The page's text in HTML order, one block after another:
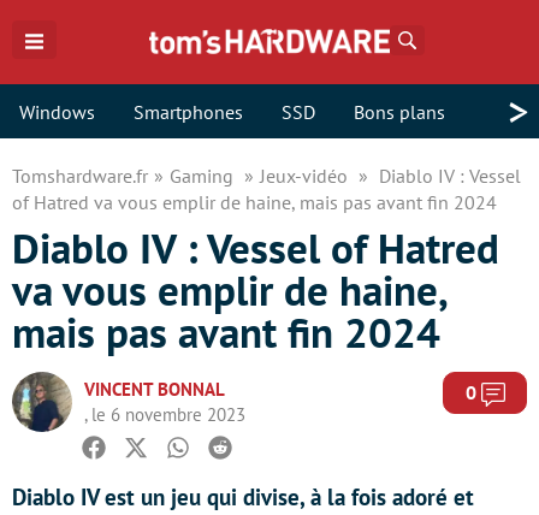
Windows Smartphones SSD Bons plans >
Tomshardware.fr Gaming Jeux-vidéo
Diablo IV : Vessel
of Hatred va vous emplir de haine, mais pas avant fin 2024
Diablo IV : Vessel of Hatred
va vous emplir de haine,
mais pas avant fin 2024
VINCENT BONNAL
, le 6 novembre 2023
0
Facebook
TwitterWhatsapp
Reddit
Diablo IV est un jeu qui divise, à la fois adoré et